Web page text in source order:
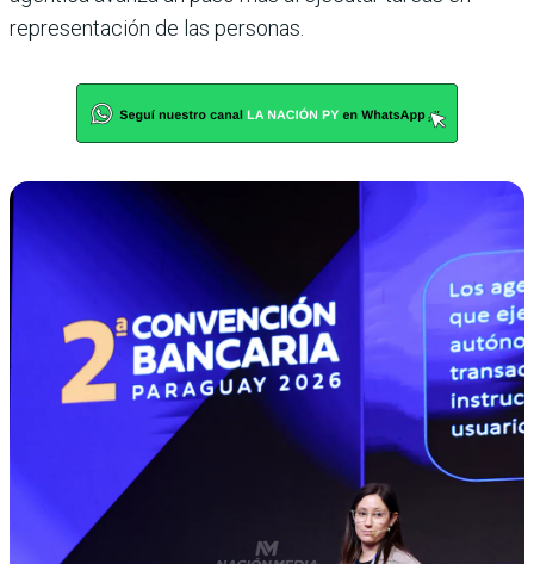
representación de las personas.